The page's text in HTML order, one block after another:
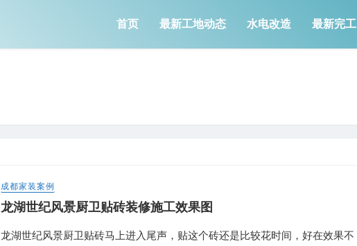
首页 最新工地动态 水电改造 最新完工
成都家装案例
龙湖世纪风景厨卫贴砖装修施工效果图
龙湖世纪风景厨卫贴砖马上进入尾声，贴这个砖还是比较花时间，好在效果不